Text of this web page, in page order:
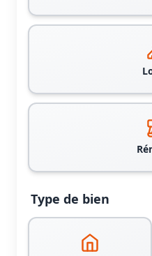
Type de bien